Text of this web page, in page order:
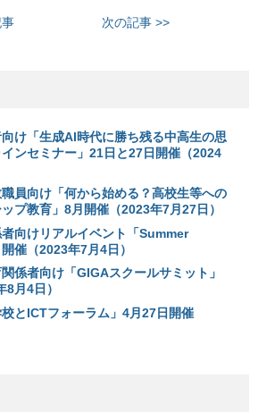
次の記事 >>
け「生成AI時代に勝ち残る中高生の思
ンセミナー」21日と27日開催（2024
員向け「何から始める？高校生等への
プ教育」8月開催（2023年7月27日）
向けリアルイベント「Summer
催（2023年7月4日）
係者向け「GIGAスクールサミット」
月4日）
とICTフォーラム」4月27日開催